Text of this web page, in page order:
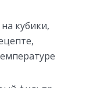
кубики,